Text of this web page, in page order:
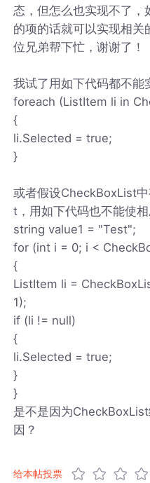
态，但怎么也实现不了，
的项的话就可以实现相关
位兄弟帮下忙，谢谢了！
我试了用如下代码都不能
foreach (ListItem li in
{
li.Selected = true;
}
或者假设CheckBoxList
t，用如下代码也不能使相
string value1 = "Test";
for (int i = 0; i <
{
ListItem li =
1);
if (li != null)
{
li.Selected = true;
}
}
是不是因为
因？
给本帖投票